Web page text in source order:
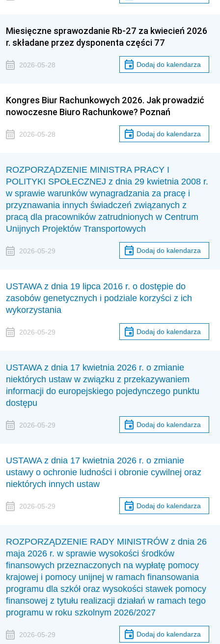
Miesięczne sprawozdanie Rb-27 za kwiecień 2026
r. składane przez dysponenta części 77
2026-05-28 Dodaj do kalendarza
Kongres Biur Rachunkowych 2026. Jak prowadzić
nowoczesne Biuro Rachunkowe? Poznań
2026-05-28 Dodaj do kalendarza
ROZPORZĄDZENIE MINISTRA PRACY I
POLITYKI SPOŁECZNEJ z dnia 29 kwietnia 2008 r.
w sprawie warunków wynagradzania za pracę i
przyznawania innych świadczeń związanych z
pracą dla pracowników zatrudnionych w Centrum
Unijnych Projektów Transportowych
2026-05-29 Dodaj do kalendarza
USTAWA z dnia 19 lipca 2016 r. o dostępie do
zasobów genetycznych i podziale korzyści z ich
wykorzystania
2026-05-29 Dodaj do kalendarza
USTAWA z dnia 17 kwietnia 2026 r. o zmianie
niektórych ustaw w związku z przekazywaniem
informacji do europejskiego pojedynczego punktu
dostępu
2026-05-29 Dodaj do kalendarza
USTAWA z dnia 17 kwietnia 2026 r. o zmianie
ustawy o ochronie ludności i obronie cywilnej oraz
niektórych innych ustaw
2026-05-29 Dodaj do kalendarza
ROZPORZĄDZENIE RADY MINISTRÓW z dnia 26
maja 2026 r. w sprawie wysokości środków
finansowych przeznaczonych na wypłatę pomocy
krajowej i pomocy unijnej w ramach finansowania
programu dla szkół oraz wysokości stawek pomocy
finansowej z tytułu realizacji działań w ramach tego
programu w roku szkolnym 2026/2027
2026-05-29 Dodaj do kalendarza